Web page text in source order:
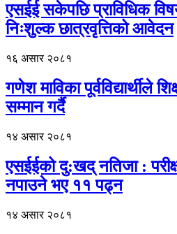
एसईई सकेपछि प्राविधिक
निःशुल्क छात्रवृत्तिको आवेदन
१६ असार २०८१
गणेश माविका पूर्वविद्यार्थीले
सम्मान गर्दै
१४ असार २०८१
एसईईको दु:खद् नतिजा :
नपाउने भए ११ पढ्न
१४ असार २०८१